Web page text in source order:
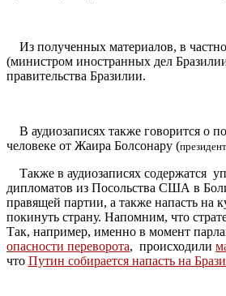
Из полученных материалов, в
(министром иностранных дел
правительства Бразилии.
В аудиозаписях также говорится о
человеке от Жаира Болсонару (
Также в аудиозаписях содержатся
дипломатов из Посольства США в
правящей партии, а также напасть на
покинуть страну. Напомним, что
Так, например, именно в момент
опасности переворота, происходили
что Путин собирается напасть на